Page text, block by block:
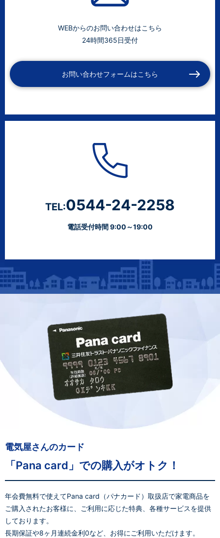
WEBからのお問い合わせはこちら
24時間365日受付
お問い合わせフォームはこちら
TEL:0544-24-2258
電話受付時間 9:00～19:00
電気屋さんのカード
「Pana card」での購入がオトク！
年会費無料で使えてPana card（パナカード）取扱店で家電商品を
ご購入されたお客様に、ご利用に応じた特典、各種サービスを提供
しております。
長期保証や8ヶ月連続金利0など、お得にご利用いただけます。